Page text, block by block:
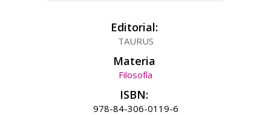
Editorial:
TAURUS
Materia
Filosofía
ISBN:
978-84-306-0119-6